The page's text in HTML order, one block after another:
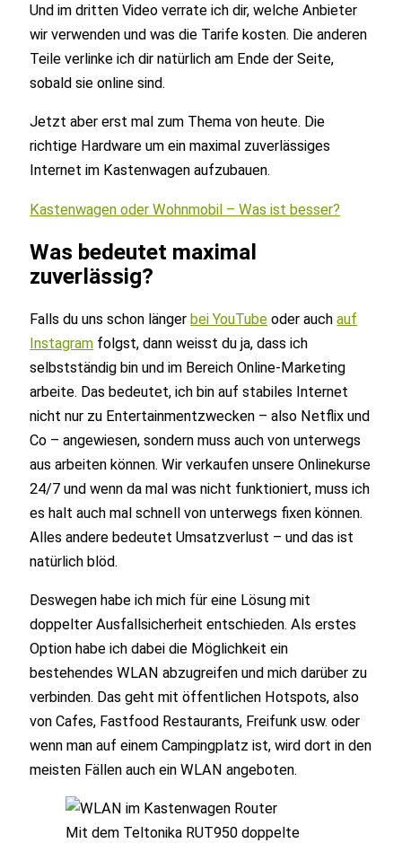
Und im dritten Video verrate ich dir, welche Anbieter
wir verwenden und was die Tarife kosten. Die anderen
Teile verlinke ich dir natürlich am Ende der Seite,
sobald sie online sind.
Jetzt aber erst mal zum Thema von heute. Die
richtige Hardware um ein maximal zuverlässiges
Internet im Kastenwagen aufzubauen.
Kastenwagen oder Wohnmobil – Was ist besser?
Was bedeutet maximal
zuverlässig?
Falls du uns schon längerbei YouTube oder auchauf
Instagram folgst, dann weisst du ja, dass ich
selbstständig bin und im Bereich Online-Marketing
arbeite. Das bedeutet, ich bin auf stabiles Internet
nicht nur zu Entertainmentzwecken – also Netflix und
Co – angewiesen, sondern muss auch von unterwegs
aus arbeiten können. Wir verkaufen unsere Onlinekurse
24/7 und wenn da mal was nicht funktioniert, muss ich
es halt auch mal schnell von unterwegs fixen können.
Alles andere bedeutet Umsatzverlust – und das ist
natürlich blöd.
Deswegen habe ich mich für eine Lösung mit
doppelter Ausfallsicherheit entschieden. Als erstes
Option habe ich dabei die Möglichkeit ein
bestehendes WLAN abzugreifen und mich darüber zu
verbinden. Das geht mit öffentlichen Hotspots, also
von Cafes, Fastfood Restaurants, Freifunk usw. oder
wenn man auf einem Campingplatz ist, wird dort in den
meisten Fällen auch ein WLAN angeboten.
Mit dem Teltonika RUT950 doppelte